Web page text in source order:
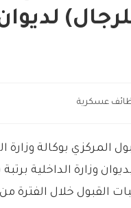
لديوان
عسكرية
المركزي بوكالة
وزارة الداخلية برتبة